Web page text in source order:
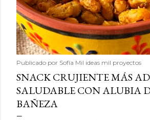
Publicado por Sofía Mil ideas mil proyectos
SNACK CRUJIENTE MÁS
SALUDABLE CON ALUBIA
BAÑEZA